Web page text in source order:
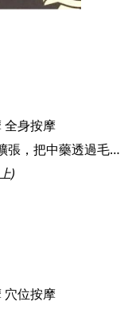
全身按摩
蒸薰是透過蒸氣的熱力令皮膚下的血管擴張，把中藥透過毛孔快速滲透至皮膚底層吸收，讓皮膚深層次排汗，將毒素和重金屬撤底排出體外，強健身體機能，改善免疫系統，達致保健及養生功效，容光煥發。,喜樂台式蒸薰真正重視療效，為保障客人的健康：1.所有中藥包均由農本方 (香港註冊中醫藥廠) 提供。2.所有飲用水和蒸薰水經由KangenWater 還原水機過濾和處理，讓藥效更容易為人體吸收。3.室內每日用臭氧機消毒淨化空氣。4.我們會徹底清潔和消毒薰蒸用品，確保每位客人的安全衛生。
)
穴位按摩